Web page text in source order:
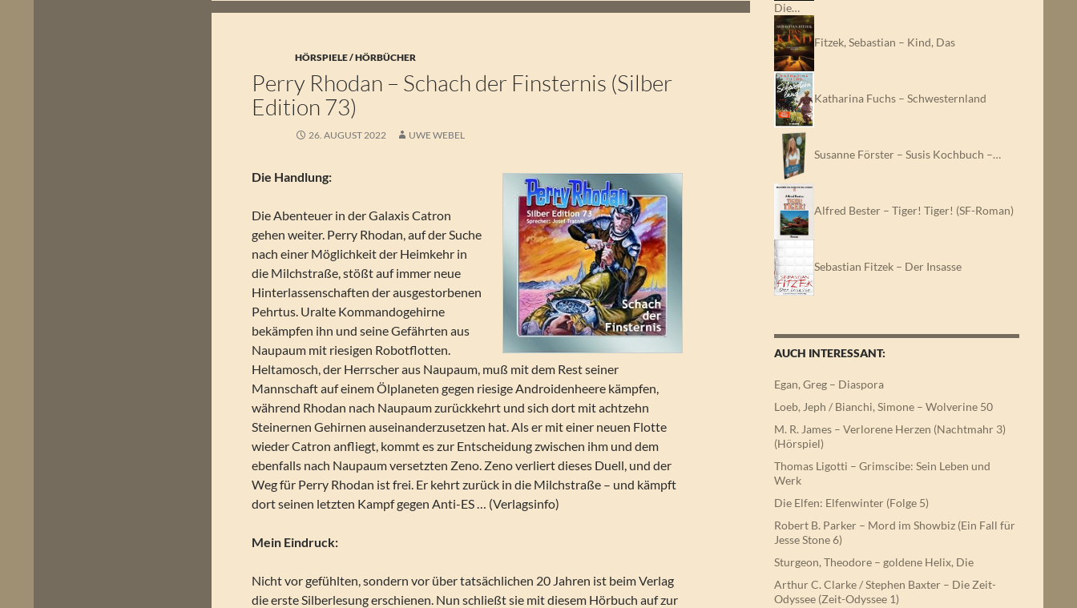
HÖRSPIELE / HÖRBÜCHER
Perry Rhodan – Schach der Finsternis (Silber
Edition 73)
26. AUGUST 2022 UWE WEBEL
Die Handlung:
Die Abenteuer in der Galaxis Catron
gehen weiter. Perry Rhodan, auf der Suche
nach einer Möglichkeit der Heimkehr in
die Milchstraße, stößt auf immer neue
Hinterlassenschaften der ausgestorbenen
Pehrtus. Uralte Kommandogehirne
bekämpfen ihn und seine Gefährten aus
Naupaum mit riesigen Robotflotten.
Heltamosch, der Herrscher aus Naupaum, muß mit dem Rest seiner
Mannschaft auf einem Ölplaneten gegen riesige Androidenheere kämpfen,
während Rhodan nach Naupaum zurückkehrt und sich dort mit achtzehn
Steinernen Gehirnen auseinanderzusetzen hat. Als er mit einer neuen Flotte
wieder Catron anfliegt, kommt es zur Entscheidung zwischen ihm und dem
ebenfalls nach Naupaum versetzten Zeno. Zeno verliert dieses Duell, und der
Weg für Perry Rhodan ist frei. Er kehrt zurück in die Milchstraße – und kämpft
dort seinen letzten Kampf gegen Anti-ES … (Verlagsinfo)
Mein Eindruck:
Nicht vor gefühlten, sondern vor über tatsächlichen 20 Jahren ist beim Verlag
die erste Silberlesung erschienen. Nun schließt sie mit diesem Hörbuch auf zur
Die…
Fitzek, Sebastian – Kind, Das
Katharina Fuchs – Schwesternland
Susanne Förster – Susis Kochbuch –…
Alfred Bester – Tiger! Tiger! (SF-Roman)
Sebastian Fitzek – Der Insasse
AUCH INTERESSANT:
Egan, Greg – Diaspora
Loeb, Jeph / Bianchi, Simone – Wolverine 50
M. R. James – Verlorene Herzen (Nachtmahr 3)
(Hörspiel)
Thomas Ligotti – Grimscibe: Sein Leben und
Werk
Die Elfen: Elfenwinter (Folge 5)
Robert B. Parker – Mord im Showbiz (Ein Fall für
Jesse Stone 6)
Sturgeon, Theodore – goldene Helix, Die
Arthur C. Clarke / Stephen Baxter – Die Zeit-
Odyssee (Zeit-Odyssee 1)